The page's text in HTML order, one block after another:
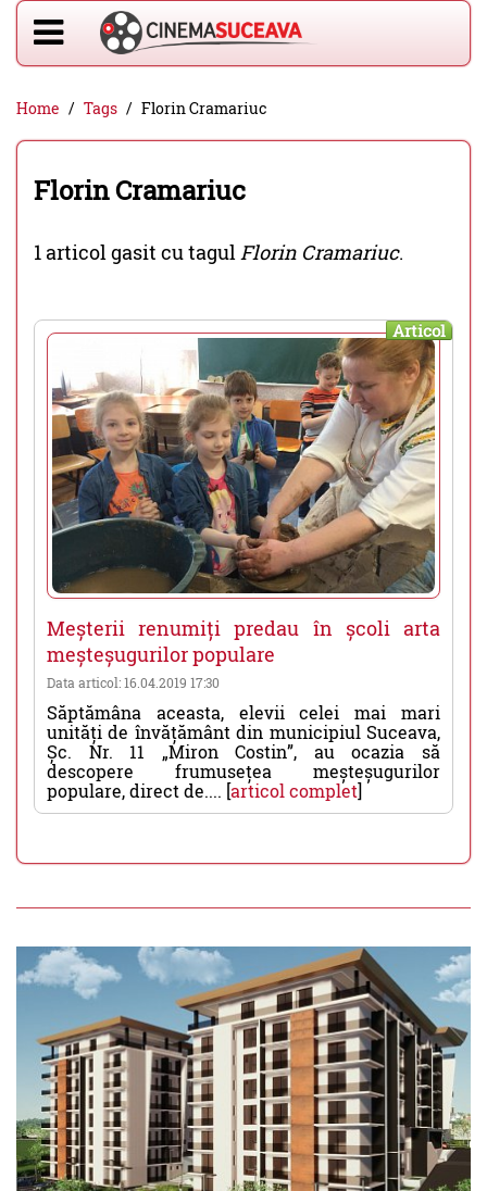
Home Tags Florin Cramariuc
Florin Cramariuc
1 articol gasit cu tagulFlorin Cramariuc.
Articol
Meșterii renumiți predau în școli arta
meșteșugurilor populare
Data articol: 16.04.2019 17:30
Săptămâna aceasta, elevii celei mai mari
unități de învățământ din municipiul Suceava,
Șc. Nr. 11 „Miron Costin”, au ocazia să
descopere frumusețea meșteșugurilor
populare, direct de.... [articol complet]